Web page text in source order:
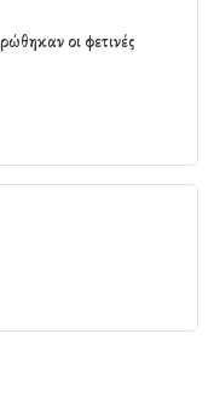
οι φετινές